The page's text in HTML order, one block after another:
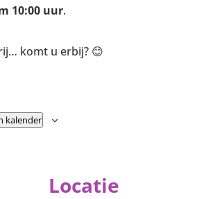
10:00 uur.
komt u erbij? 😊
kalender
Locatie